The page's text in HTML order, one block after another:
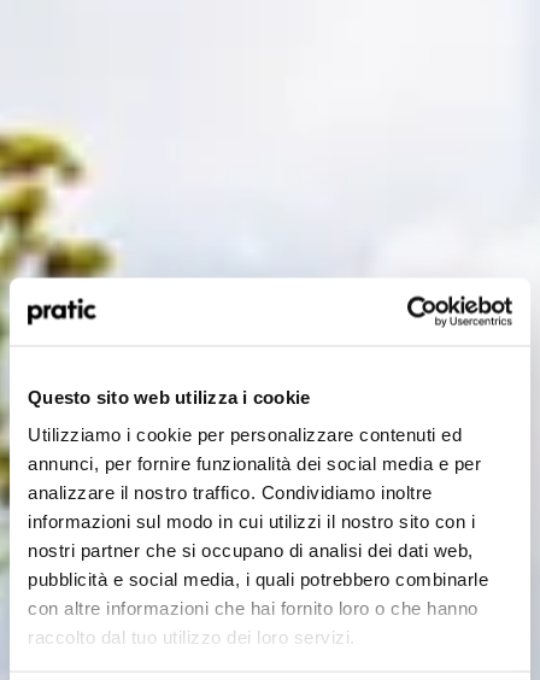
Questo sito web utilizza i cookie
Utilizziamo i cookie per personalizzare contenuti ed
annunci, per fornire funzionalità dei social media e per
analizzare il nostro traffico. Condividiamo inoltre
informazioni sul modo in cui utilizzi il nostro sito con i
nostri partner che si occupano di analisi dei dati web,
pubblicità e social media, i quali potrebbero combinarle
con altre informazioni che hai fornito loro o che hanno
raccolto dal tuo utilizzo dei loro servizi.
Quel est le profil qui vous correspond le mieux
HoReCa
Concepteur/Planificateur
Particulier
Distributeur